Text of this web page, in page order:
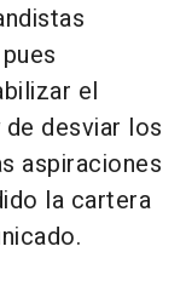
el
desviar los
aspiraciones
la cartera